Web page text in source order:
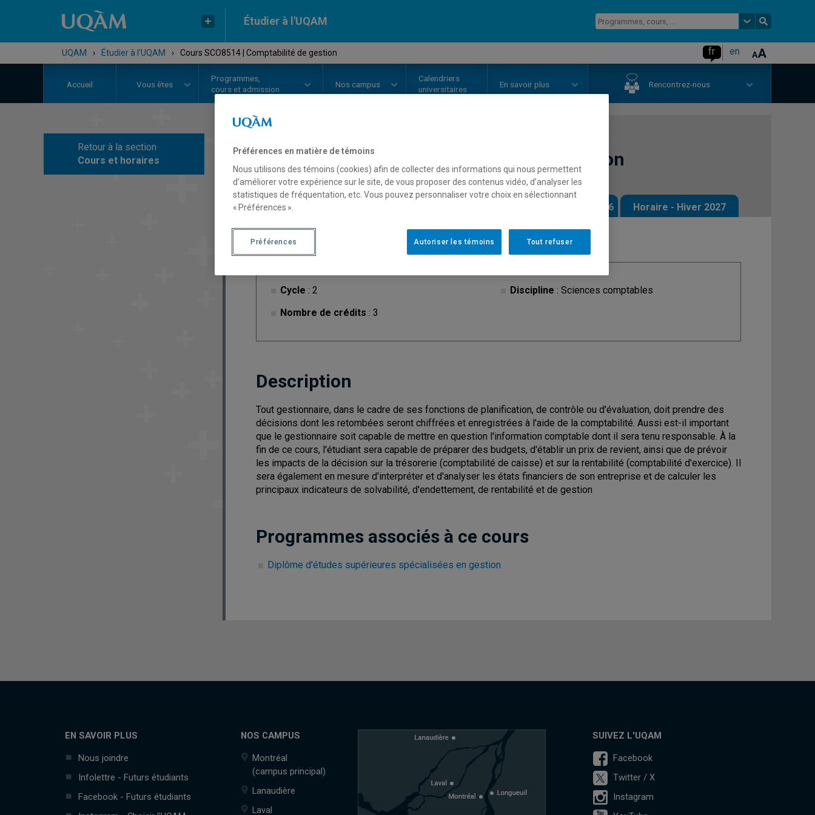
Étudier à l'UQAM
UQAM › Étudier à l'UQAM › Cours SCO8514 | Comptabilité de gestion fr en
Accueil Vous êtes
Programmes,
cours et admission
Nos campus
Calendriers
universitaires
En savoir plus Rencontrez-nous
Retour à la section
Cours et horaires
COURS// SCO8514 Comptabilité de gestion
Description Horaire - Automne 2026 Horaire - Hiver 2027
Cycle : 2
Nombre de crédits : 3
Discipline : Sciences comptables
Description
Tout gestionnaire, dans le cadre de ses fonctions de planification, de contrôle ou d'évaluation, doit prendre des
décisions dont les retombées seront chiffrées et enregistrées à l'aide de la comptabilité. Aussi est-il important
que le gestionnaire soit capable de mettre en question l'information comptable dont il sera tenu responsable. À la
fin de ce cours, l'étudiant sera capable de préparer des budgets, d'établir un prix de revient, ainsi que de prévoir
les impacts de la décision sur la trésorerie (comptabilité de caisse) et sur la rentabilité (comptabilité d'exercice). Il
sera également en mesure d'interpréter et d'analyser les états financiers de son entreprise et de calculer les
principaux indicateurs de solvabilité, d'endettement, de rentabilité et de gestion
Programmes associés à ce cours
Diplôme d'études supérieures spécialisées en gestion
EN SAVOIR PLUS
Nous joindre
Infolettre - Futurs étudiants
Facebook - Futurs étudiants
NOS CAMPUS
Montréal
(campus principal)
Lanaudière
Laval
SUIVEZ L'UQAM
Facebook
Twitter / X
Instagram
Préférences en matière de témoins
Nous utilisons des témoins (cookies) afin de collecter des informations qui nous permettent
d’améliorer votre expérience sur le site, de vous proposer des contenus vidéo, d’analyser les
statistiques de fréquentation, etc. Vous pouvez personnaliser votre choix en sélectionnant
« Préférences ».
Tout refuser
Autoriser les témoins
Préférences